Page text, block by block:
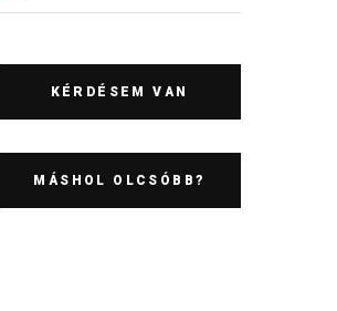
KÉRDÉSEM VAN
MÁSHOL OLCSÓBB?